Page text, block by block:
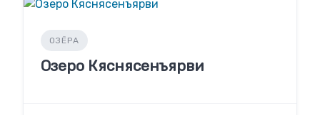
ОЗЁРА
Озеро Кяснясенъярви